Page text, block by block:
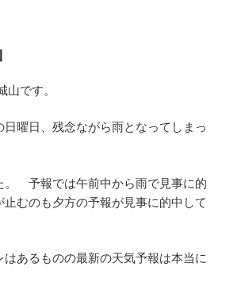
山です。
日曜日、残念ながら雨となってしまっ
。 予報では午前中から雨で見事に的
むのも夕方の予報が見事に的中して
はあるものの最新の天気予報は本当に